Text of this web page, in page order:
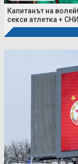
Капитанът на
секси атлетка +